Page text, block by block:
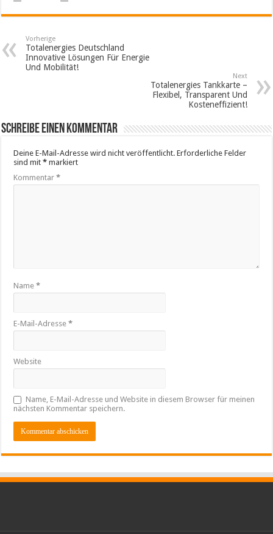
Vorherige
Totalenergies Deutschland
Innovative Lösungen Für Energie
Und Mobilität!
Next
Totalenergies Tankkarte –
Flexibel, Transparent Und
Kosteneffizient!
Schreibe einen Kommentar
Deine E-Mail-Adresse wird nicht veröffentlicht. Erforderliche Felder
sind mit* markiert
Kommentar*
Name*
E-Mail-Adresse*
Website
Name, E-Mail-Adresse und Website in diesem Browser für meinen
nächsten Kommentar speichern.